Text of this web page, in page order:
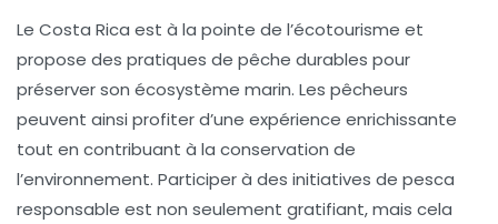
Le Costa Rica est à la pointe de l’écotourisme et
propose des pratiques de pêche durables pour
préserver son écosystème marin. Les pêcheurs
peuvent ainsi profiter d’une expérience enrichissante
tout en contribuant à la conservation de
l’environnement. Participer à des initiatives de pesca
responsable est non seulement gratifiant, mais cela